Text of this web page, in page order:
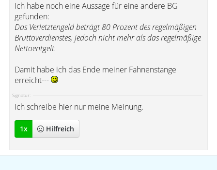
Ich habe noch eine Aussage für eine andere BG
gefunden:
Das Verletztengeld beträgt 80 Prozent des regelmäßigen
Bruttoverdienstes, jedoch nicht mehr als das regelmäßige
Nettoentgelt.
Damit habe ich das Ende meiner Fahnenstange
erreicht---
Signatur:
Ich schreibe hier nur meine Meinung.
1x Hilfreich